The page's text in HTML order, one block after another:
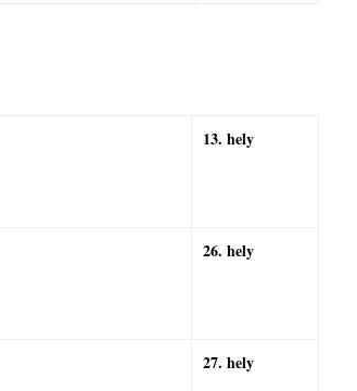
13. hely
26. hely
27. hely